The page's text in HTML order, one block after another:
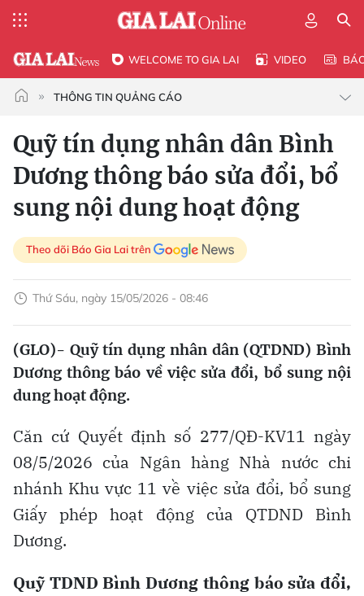
WELCOME TO GIA LAI VIDEO
THÔNG TIN QUẢNG CÁO
Quỹ tín dụng nhân dân Bình
Dương thông báo sửa đổi, bổ
sung nội dung hoạt động
Theo dõi Báo Gia Lai trên
Thứ Sáu, ngày 15/05/2026 - 08:46
(GLO)- Quỹ tín dụng nhân dân (QTDND) Bình
Dương thông báo về việc sửa đổi, bổ sung nội
dung hoạt động.
Căn cứ Quyết định số 277/QĐ-KV11 ngày
08/5/2026 của Ngân hàng Nhà nước chi
nhánh Khu vực 11 về việc sửa đổi, bổ sung
Giấy phép hoạt động của QTDND Bình
Dương.
Quỹ TDND Bình Dương thông báo sửa đổi,